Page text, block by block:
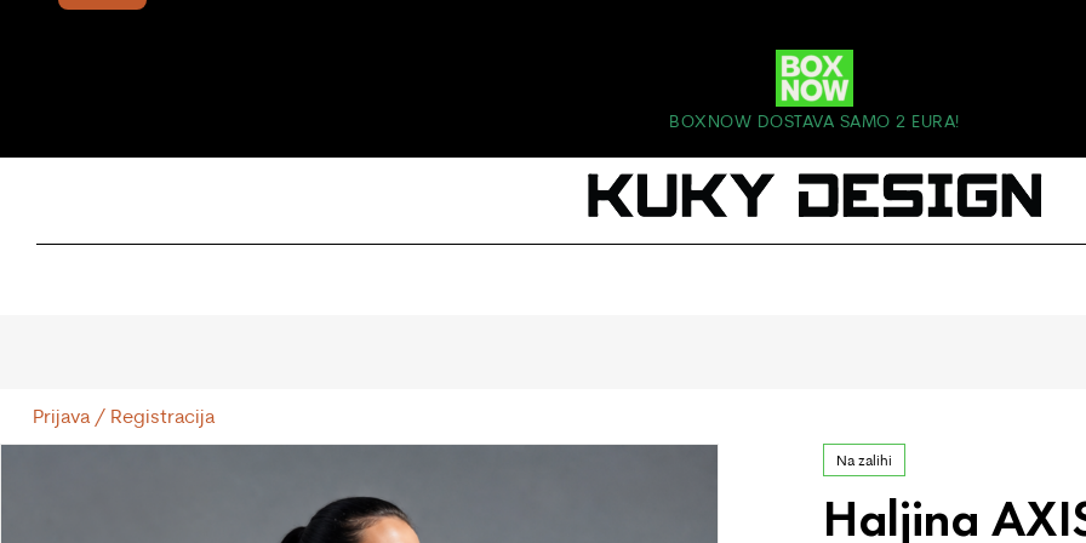
BOXNOW DOSTAVA SAMO 2 EURA!
Prijava / Registracija
Na zalihi
Haljina